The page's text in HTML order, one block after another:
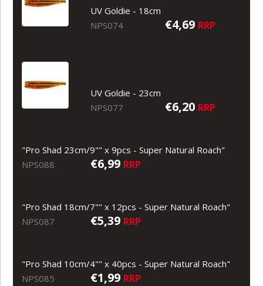
UV Goldie - 18cm
NPS074
€4,69 RRP
UV Goldie - 23cm
NPS077
€6,20 RRP
"Pro Shad 23cm/9"" x 9pcs - Super Natural Roach"
NPS088
€6,99 RRP
"Pro Shad 18cm/7"" x 12pcs - Super Natural Roach"
NPS087
€5,39 RRP
"Pro Shad 10cm/4"" x 40pcs - Super Natural Roach"
NPS085
€1,99 RRP